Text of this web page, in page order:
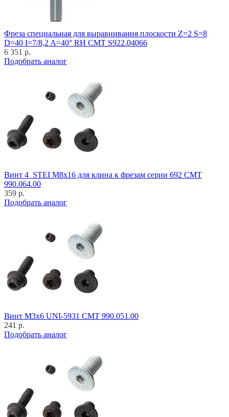
Фреза специальная для выравнивания плоскости Z=2 S=8
D=40 I=7/8,2 A=40° RH CMT S922.04066
6 351 р.
Подобрать аналог
Винт 4_STEI M8x16 для клина к фрезам серии 692 CMT
990.064.00
359 р.
Подобрать аналог
Винт M3x6 UNI-5931 CMT 990.051.00
241 р.
Подобрать аналог